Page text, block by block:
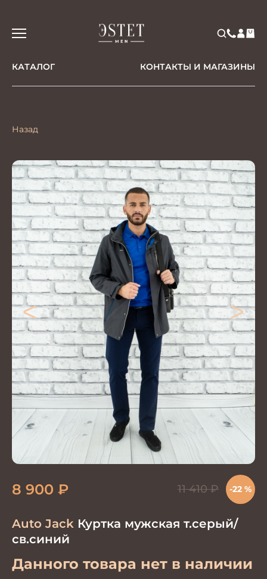
КАТАЛОГ КОНТАКТЫ И МАГАЗИНЫ
Назад
< >
Auto Jack Куртка мужская т.серый/
св.синий
Данного товара нет в наличии
8 900 ₽ 11 410₽ -22 %